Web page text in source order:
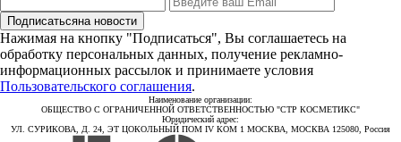
Подписатьсяна новости
Нажимая на кнопку "Подписаться", Вы соглашаетесь на
обработку персональных данных, получение рекламно-
информационных рассылок и принимаете условия
Пользовательского соглашения.
Наименование организации:
ОБЩЕСТВО С ОГРАНИЧЕННОЙ ОТВЕТСТВЕННОСТЬЮ "СТР КОСМЕТИКС"
Юридический адрес:
УЛ. СУРИКОВА, Д. 24, ЭТ ЦОКОЛЬНЫЙ ПОМ IV КОМ 1 МОСКВА, МОСКВА 125080, Россия